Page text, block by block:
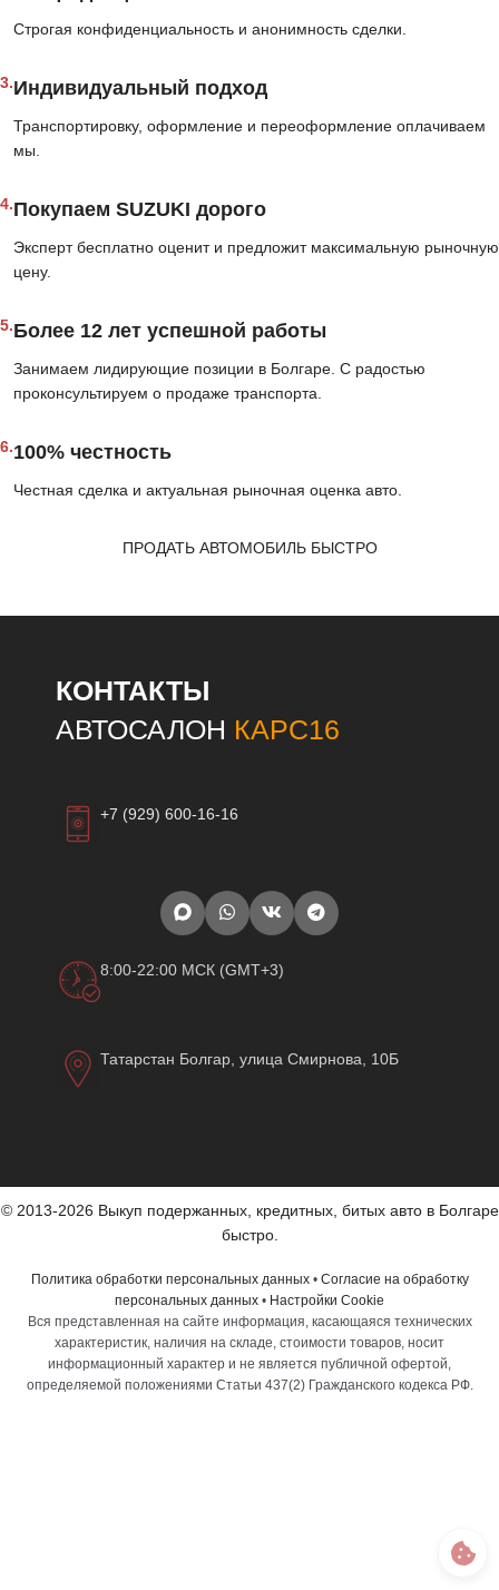
Строгая конфиденциальность и анонимность сделки.
3.Индивидуальный подход
Транспортировку, оформление и переоформление оплачиваем
мы.
4.Покупаем SUZUKI дорого
Эксперт бесплатно оценит и предложит максимальную рыночную
цену.
5.Более 12 лет успешной работы
Занимаем лидирующие позиции в Болгаре. С радостью
проконсультируем о продаже транспорта.
6.100% честность
Честная сделка и актуальная рыночная оценка авто.
ПРОДАТЬ АВТОМОБИЛЬ БЫСТРО
КОНТАКТЫ
АВТОСАЛОН КАРС16
+7 (929) 600-16-16
8:00-22:00 МСК (GMT+3)
Татарстан Болгар, улица Смирнова, 10Б
© 2013-2026 Выкуп подержанных, кредитных, битых авто в Болгаре
быстро.
Политика обработки персональных данных• Согласие на обработку
персональных данных • Настройки Cookie
Вся представленная на сайте информация, касающаяся технических
характеристик, наличия на складе, стоимости товаров, носит
информационный характер и не является публичной офертой,
определяемой положениями Статьи 437(2) Гражданского кодекса РФ.